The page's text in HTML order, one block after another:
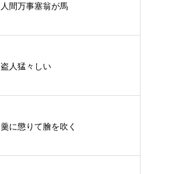
人間万事塞翁が馬
盗人猛々しい
羹に懲りて膾を吹く